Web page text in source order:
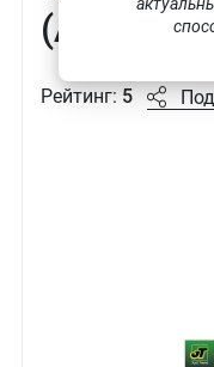
Рейтинг:5